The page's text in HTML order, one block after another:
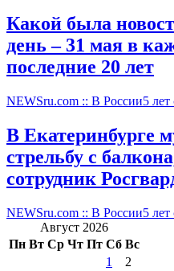
Какой была
день – 31 мая в
последние 20 лет
NEWSru.com :: В России5 лет
В Екатеринбурге
стрельбу с
сотрудник
NEWSru.com :: В России5 лет
Август 2026
Пн Вт Ср Чт Пт Сб Вс
1
2